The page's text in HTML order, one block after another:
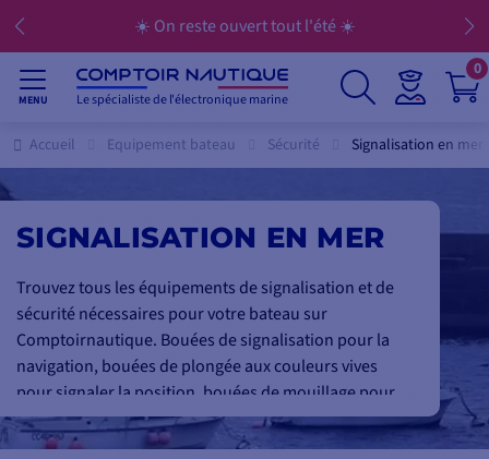
☀️ On reste ouvert tout l'été ☀️
MENU Le spécialiste de l'électronique marine
0
Accueil Equipement bateau Sécurité Signalisation en mer
SIGNALISATION EN MER
Trouvez tous les équipements de signalisation et de
sécurité nécessaires pour votre bateau sur
Comptoirnautique. Bouées de signalisation pour la
navigation, bouées de plongée aux couleurs vives
pour signaler la position, bouées de mouillage pour
sécuriser votre ancre, nous avons tout le matériel
permettant de naviguer en toute sécurité. Que ce soit